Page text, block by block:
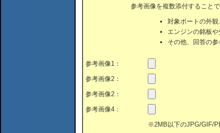
参考画像を複数添付すること
対象ボートの外
エンジンの銘板
その他、回答の
参考画像1：
参考画像2：
参考画像2：
参考画像4：
※2MB以下のJPG/GIF/